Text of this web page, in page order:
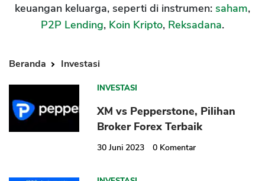
keuangan keluarga, seperti di instrumen: saham,
P2P Lending, Koin Kripto, Reksadana.
Beranda Investasi
INVESTASI
XM vs Pepperstone, Pilihan
Broker Forex Terbaik
30 Juni 2023 0 Komentar